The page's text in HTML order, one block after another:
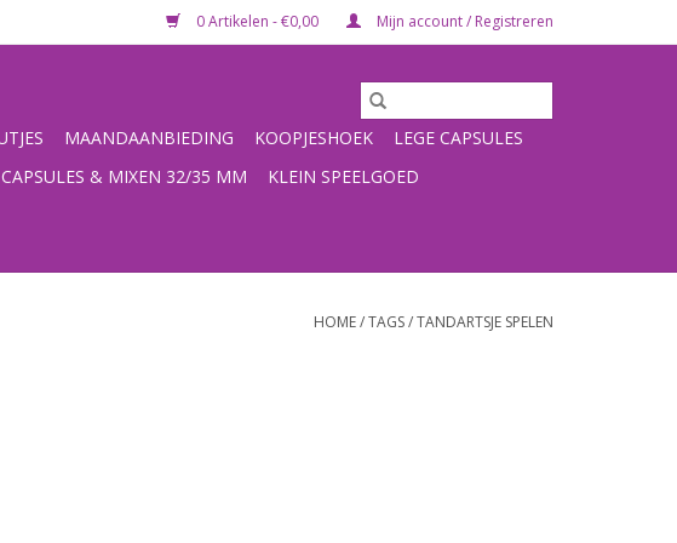
0 Artikelen - €0,00 Mijn account / Registreren
MAANDAANBIEDING KOOPJESHOEK
LEGE CAPSULES
& MIXEN 32/35 MM
KLEIN SPEELGOED
HOME/TAGS/TANDARTSJE SPELEN